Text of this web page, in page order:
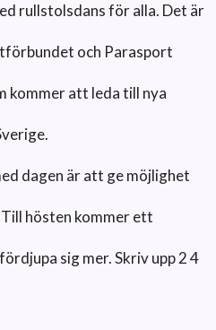
rullstolsdans för alla. Det är
och Parasport
kommer att leda till nya
dagen är att ge möjlighet
hösten kommer ett
sig mer. Skriv upp 2 4